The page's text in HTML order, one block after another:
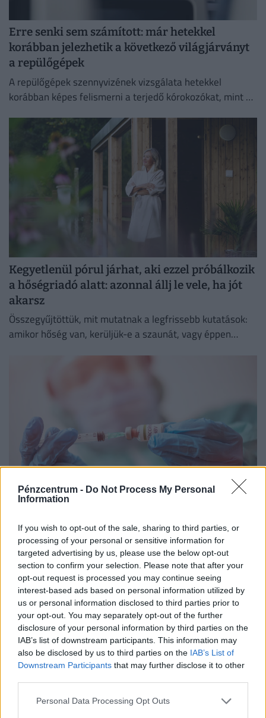
Pénzcentrum - Do Not Process My Personal
Information
If you wish to opt-out of the sale, sharing to third parties, or
processing of your personal or sensitive information for
targeted advertising by us, please use the below opt-out
section to confirm your selection. Please note that after your
opt-out request is processed you may continue seeing
interest-based ads based on personal information utilized by
us or personal information disclosed to third parties prior to
your opt-out. You may separately opt-out of the further
disclosure of your personal information by third parties on the
IAB’s list of downstream participants. This information may
also be disclosed by us to third parties on the IAB’s List of
Downstream Participants that may further disclose it to other
Personal Data Processing Opt Outs
Erre senki sem számított: már hetekkel
korábban jelezhetik a következő világjárványt
a repülőgépek
A repülőgépek szennyvizének vizsgálata hetekkel
korábban képes felismerni a terjedő kórokozókat, mint a
módszerek.
Kegyetlenül pórul járhat, aki ezzel próbálkozik
a hőségriadó alatt: azonnal állj le vele, ha jót
akarsz
Összegyűjtöttük, mit mutatnak a legfrissebb kutatások:
amikor hőség van, kerüljük-e a szaunát, vagy éppen
Csendes gyilkos szedi áldozatait
Magyarországon: alig három uniós országban
rosszabb a helyzet
Soha nem haltak meg ilyen kevesen vírusos hepatitisben
az Európai Unióban, Magyarország azonban továbbra
sem tartozik a legjobban teljesítő országok közé.